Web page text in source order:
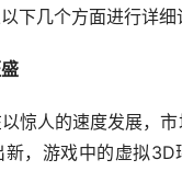
下几个方面进行详细
惊人的速度发展，
，游戏中的虚拟3D